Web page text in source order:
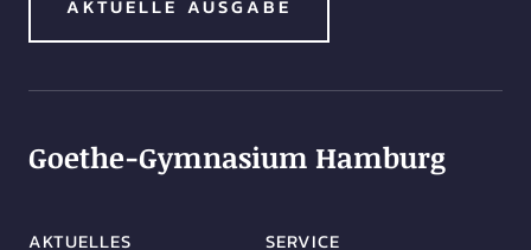
AKTUELLE AUSGABE
Goethe-Gymnasium Hamburg
AKTUELLES SERVICE